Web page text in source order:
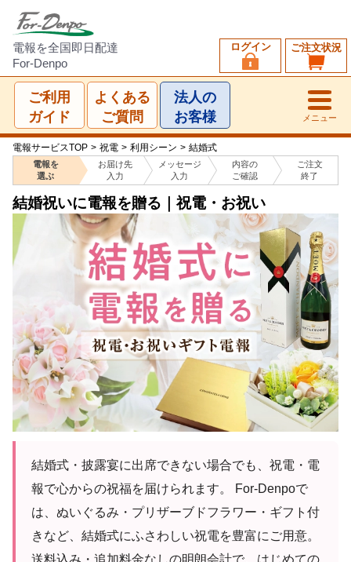
電報を全国即日配達
For-Denpo
ご注文状況
ログイン
ご利用
ガイド
よくある
ご質問
法人の
お客様
メニュー
電報サービスTOP > 祝電 > 利用シーン > 結婚式
電報を
選ぶ
お届け先
入力
メッセージ
入力
内容の
ご確認
ご注文
終了
結婚祝いに電報を贈る｜祝電・お祝い
結婚式・披露宴に出席できない場合でも、祝電・電
報で心からの祝福を届けられます。 For-Denpoで
は、ぬいぐるみ・プリザーブドフラワー・ギフト付
きなど、結婚式にふさわしい祝電を豊富にご用意。
送料込み・追加料金なしの明朗会計で、はじめての